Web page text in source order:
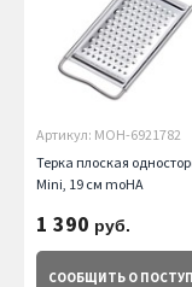
Артикул: MOH-6921782
Терка плоская
Mini, 19 см moHA
1 390 руб.
СООБЩИТЬ О